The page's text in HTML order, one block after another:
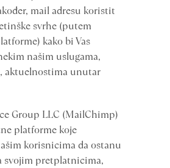
mail adresu koristit
svrhe (putem
kako bi Vas
našim uslugama,
aktuelnostima unutar
Group LLC (MailChimp)
platforme koje
korisnicima da ostanu
svojim pretplatnicima,